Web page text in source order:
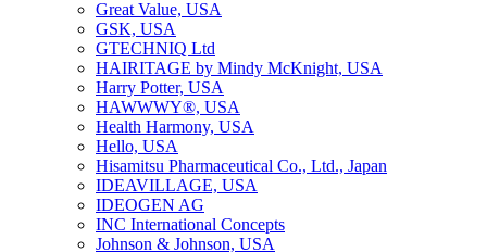
Great Value, USA
GSK, USA
GTECHNIQ Ltd
HAIRITAGE by Mindy McKnight, USA
Harry Potter, USA
HAWWWY®, USA
Health Harmony, USA
Hello, USA
Hisamitsu Pharmaceutical Co., Ltd., Japan
IDEAVILLAGE, USA
IDEOGEN AG
INC International Concepts
Johnson & Johnson, USA